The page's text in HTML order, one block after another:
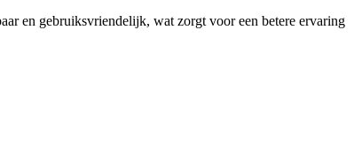
en gebruiksvriendelijk, wat zorgt voor een betere ervaring